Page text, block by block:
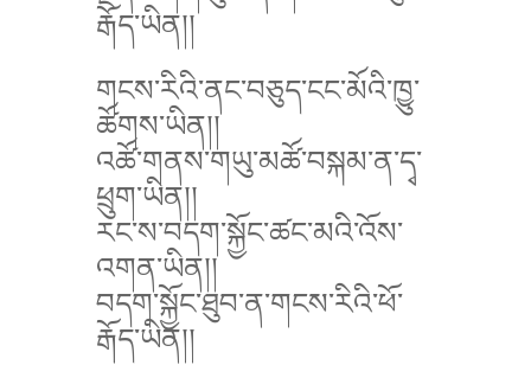
རྒོད་ཡིན།།
གངས་རིའི་ནང་བཅུད་ངང་མོའི་ཁྱུ་
ཚོགས་ཡིན།།
འཚོ་གནས་གཡུ་མཚོ་བསྐམ་ན་དྭ་
ཕྲུག་ཡིན།།
རང་ས་བདག་སྐྱོང་ཚང་མའི་འོས་
འགན་ཡིན།།
བདག་སྐྱོང་ཐུབ་ན་གངས་རིའི་ཕོ་
རྒོད་ཡིན།།